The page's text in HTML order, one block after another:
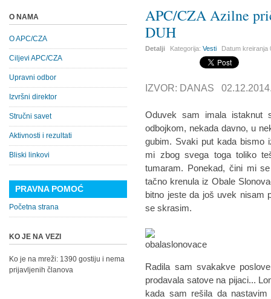
APC/CZA Azilne
DUH
Detalji Kategorija:Vesti Datum kreiranja
IZVOR: DANAS
Oduvek sam imala istaknut
odbojkom, nekada davno, u
gubim. Svaki put kada bismo
mi zbog svega toga toliko
tumaram. Ponekad, čini mi
tačno krenula iz Obale
bitno jeste da još uvek nisam
se skrasim.
Radila sam svakakve
prodavala satove na pijaci...
kada sam rešila da
O NAMA
O APC/CZA
Ciljevi APC/CZA
Upravni odbor
Izvršni direktor
Stručni savet
Aktivnosti i rezultati
Bliski linkovi
PRAVNA POMOĆ
Početna strana
KO JE NA VEZI
Ko je na mreži: 1390 gostiju i nema
prijavljenih članova